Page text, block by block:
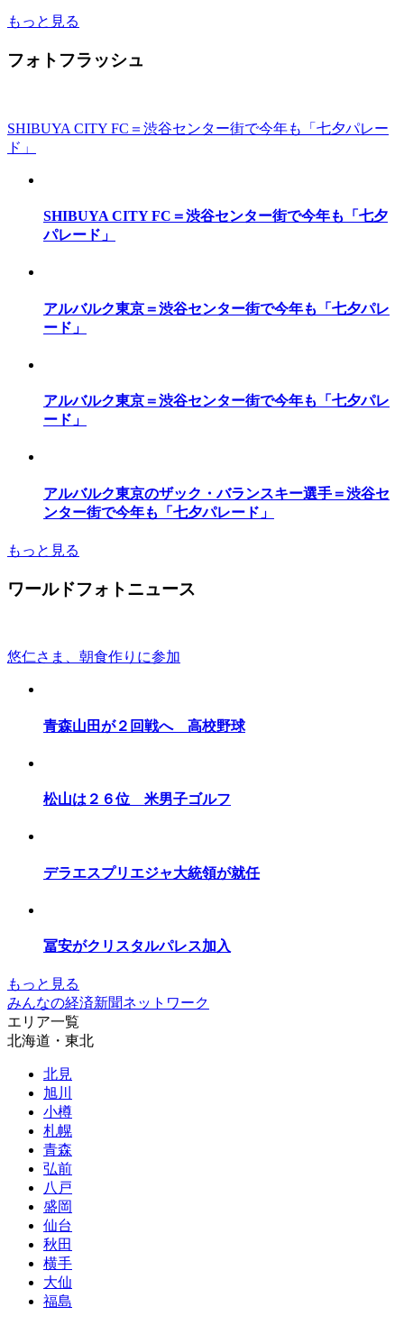
もっと見る
フォトフラッシュ
SHIBUYA CITY FC＝渋谷センター街で今年も「七夕パレー
ド」
SHIBUYA CITY FC＝渋谷センター街で今年も「七夕
パレード」
アルバルク東京＝渋谷センター街で今年も「七夕パレ
ード」
アルバルク東京＝渋谷センター街で今年も「七夕パレ
ード」
アルバルク東京のザック・バランスキー選手＝渋谷セ
ンター街で今年も「七夕パレード」
もっと見る
ワールドフォトニュース
悠仁さま、朝食作りに参加
青森山田が２回戦へ 高校野球
松山は２６位 米男子ゴルフ
デラエスプリエジャ大統領が就任
冨安がクリスタルパレス加入
もっと見る
みんなの経済新聞ネットワーク
エリア一覧
北海道・東北
北見
旭川
小樽
札幌
青森
弘前
八戸
盛岡
仙台
秋田
横手
大仙
福島